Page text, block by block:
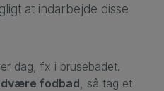
at indarbejde disse
dag, fx i brusebadet.
fodbad , så tag et